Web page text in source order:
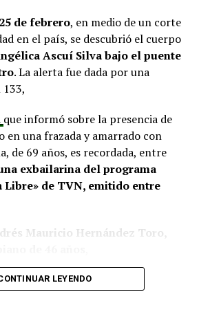
en PMU como en PMB, pero
han recibido respuesta clara sobre
recursos.“Preocupa esta situación,
que vienen trabajándose desde
están en riesgo por la falta de
de Vélez, la alcaldesa Javiera
la Subdere ha apoyado
proyectos y que confía en
asignen nuevos recursos, aunque
evidente en comparación
por más de 200 millones de
fondos aún no han llegado,
en su equipo municipal.
de febrero, en medio de un corte
en el país, se descubrió el cuerpo
Ascuí Silvabajo el puente
. La alerta fue dada por una
que informó sobre la presencia de
en una frazada y amarrado con
de 69 años, es recordada, entre
exbailarina del programa
Libre» de TVN, emitido entre
Mauricio Hernández Toro,
voluntariamente a la Segunda
LEYENDO